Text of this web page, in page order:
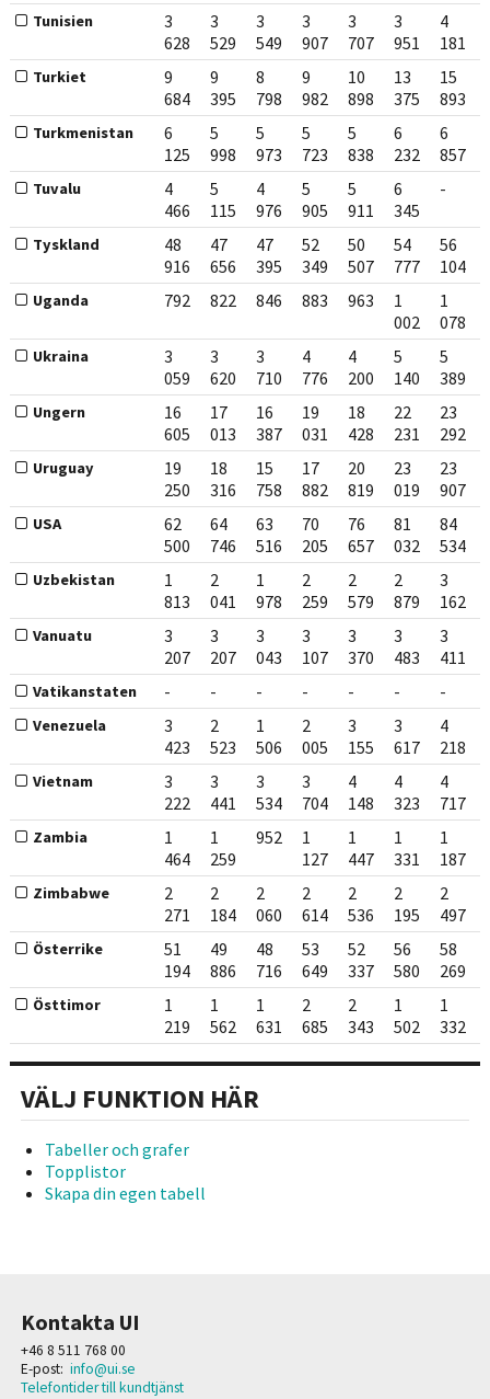
Tunisien
3
628
3
529
3
549
3
907
3
707
3
951
4
181
Turkiet
9
684
9
395
8
798
9
982
10
898
13
375
15
893
Turkmenistan
6
125
5
998
5
973
5
723
5
838
6
232
6
857
Tuvalu
4
466
5
115
4
976
5
905
5
911
6
345
-
Tyskland
48
916
47
656
47
395
52
349
50
507
54
777
56
104
Uganda 792 822 846 883 963
1
002
1
078
Ukraina
3
059
3
620
3
710
4
776
4
200
5
140
5
389
Ungern
16
605
17
013
16
387
19
031
18
428
22
231
23
292
Uruguay
19
250
18
316
15
758
17
882
20
819
23
019
23
907
USA
62
500
64
746
63
516
70
205
76
657
81
032
84
534
Uzbekistan
1
813
2
041
1
978
2
259
2
579
2
879
3
162
Vanuatu
3
207
3
207
3
043
3
107
3
370
3
483
3
411
Vatikanstaten - - - - - - -
Venezuela
3
423
2
523
1
506
2
005
3
155
3
617
4
218
Vietnam
3
222
3
441
3
534
3
704
4
148
4
323
4
717
Zambia
1
464
1
259
952
1
127
1
447
1
331
1
187
Zimbabwe
2
271
2
184
2
060
2
614
2
536
2
195
2
497
Österrike
51
194
49
886
48
716
53
649
52
337
56
580
58
269
Östtimor
1
219
1
562
1
631
2
685
2
343
1
502
1
332
VÄLJ FUNKTION HÄR
Tabeller och grafer
Topplistor
Skapa din egen tabell
Kontakta UI
+46 8 511 768 00
E-post: info@ui.se
Telefontider till kundtjänst